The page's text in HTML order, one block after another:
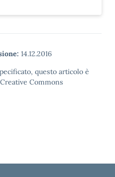
14.12.2016
questo articolo è
Commons